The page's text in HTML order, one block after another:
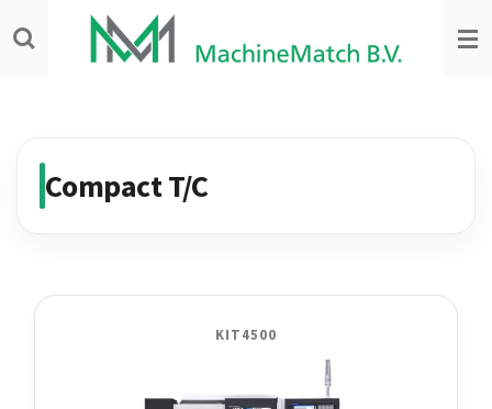
direct
Compact T/C
KIT4500